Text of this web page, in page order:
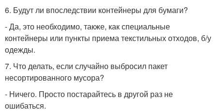
6. Будут ли впоследствии контейнеры для бумаги?
- Да, это необходимо, также, как специальные
контейнеры или пункты приема текстильных отходов, б/у
одежды.
7. Что делать, если случайно выбросил пакет
несортированного мусора?
- Ничего. Просто постарайтесь в другой раз не
ошибаться.